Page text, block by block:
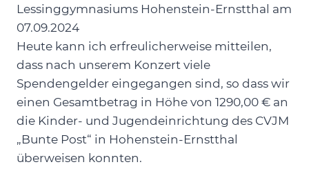
Lessinggymnasiums Hohenstein-Ernstthal am
07.09.2024
Heute kann ich erfreulicherweise mitteilen,
dass nach unserem Konzert viele
Spendengelder eingegangen sind, so dass wir
einen Gesamtbetrag in Höhe von 1290,00 € an
die Kinder- und Jugendeinrichtung des CVJM
„Bunte Post“ in Hohenstein-Ernstthal
überweisen konnten.